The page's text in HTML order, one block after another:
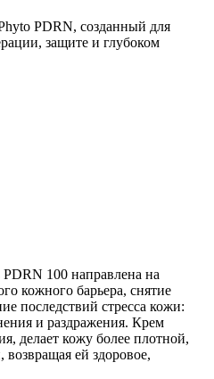
PDRN, созданный для
защите и глубоком
100 направлена на
кожного барьера, снятие
последствий стресса кожи:
и раздражения. Крем
делает кожу более плотной,
возвращая ей здоровое,